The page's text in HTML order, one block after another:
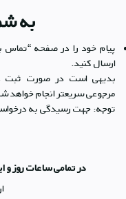
به
پیام خود را در صفحه “تماس
ارسال کنید.
بدیهی است در صورت ثبت
مرجوعی سریعتر انجام خواهد
توجه: جهت رسیدگی به
در تمامی ساعات روز و